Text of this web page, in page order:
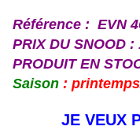
Référence : EVN
PRIX DU SNOOD :
PRODUIT EN
Saison :
JE VEUX